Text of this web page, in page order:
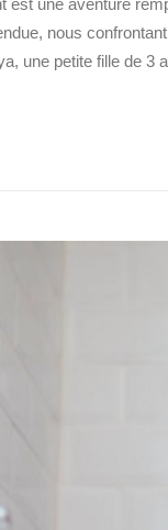
est une aventure
nous
une petite fille de 3